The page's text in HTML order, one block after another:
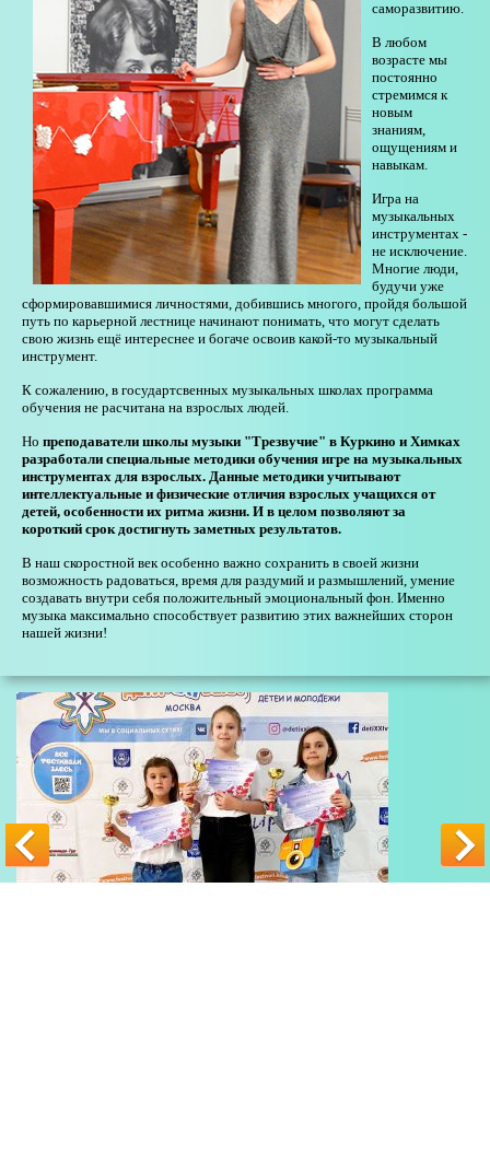
саморазвитию.
В любом
возрасте мы
постоянно
стремимся к
новым
знаниям,
ощущениям и
навыкам.
Игра на
музыкальных
инструментах -
не исключение.
Многие люди,
будучи уже
сформировавшимися личностями, добившись многого, пройдя большой
путь по карьерной лестнице начинают понимать, что могут сделать
свою жизнь ещё интереснее и богаче освоив какой-то музыкальный
инструмент.
К сожалению, в государтсвенных музыкальных школах программа
обучения не расчитана на взрослых людей.
Но преподаватели школы музыки "Трезвучие" в Куркино и Химках
разработали специальные методики обучения игре на музыкальных
инструментах для взрослых. Данные методики учитывают
интеллектуальные и физические отличия взрослых учащихся от
детей, особенности их ритма жизни. И в целом позволяют за
короткий срок достигнуть заметных результатов.
В наш скоростной век особенно важно сохранить в своей жизни
возможность радоваться, время для раздумий и размышлений, умение
создавать внутри себя положительный эмоциональный фон. Именно
музыка максимально способствует развитию этих важнейших сторон
нашей жизни!